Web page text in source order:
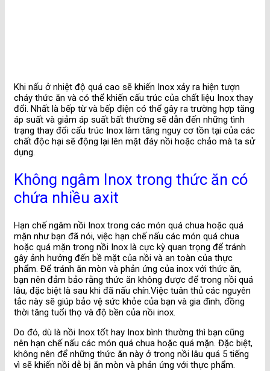
Khi nấu ở nhiệt độ quá cao sẽ khiến Inox xảy ra hiện tượn
cháy thức ăn và có thể khiến cấu trúc của chất liệu Inox thay
đổi. Nhất là bếp từ và bếp điện có thể gây ra trường hợp tăng
áp suất và giảm áp suất bất thường sẽ dẫn đến những tình
trạng thay đổi cấu trúc Inox làm tăng nguy cơ tồn tại của các
chất độc hại sẽ động lại lên mặt đáy nồi hoặc chảo mà ta sử
dụng.
Không ngâm Inox trong thức ăn có
chứa nhiều axit
Hạn chế ngâm nồi Inox trong các món quá chua hoặc quá
mặn như bạn đã nói, việc hạn chế nấu các món quá chua
hoặc quá mặn trong nồi Inox là cực kỳ quan trọng để tránh
gây ảnh hưởng đến bề mặt của nồi và an toàn của thực
phẩm. Để tránh ăn mòn và phản ứng của inox với thức ăn,
bạn nên đảm bảo rằng thức ăn không được để trong nồi quá
lâu, đặc biệt là sau khi đã nấu chín.Việc tuân thủ các nguyên
tắc này sẽ giúp bảo vệ sức khỏe của bạn và gia đình, đồng
thời tăng tuổi thọ và độ bền của nồi inox.
Do đó, dù là nồi Inox tốt hay Inox bình thường thì bạn cũng
nên hạn chế nấu các món quá chua hoặc quá mặn. Đặc biệt,
không nên để những thức ăn này ở trong nồi lâu quá 5 tiếng
vì sẽ khiến nồi dễ bị ăn mòn và phản ứng với thực phẩm.